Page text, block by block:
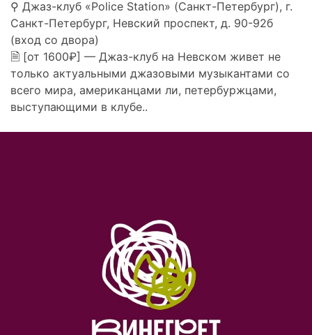
⚲ Джаз-клуб «Police Station» (Санкт-Петербург), г.
Санкт-Петербург, Невский проспект, д. 90-92б
(вход со двора)
🗎 [от 1600₽] — Джаз-клуб на Невском живет не
только актуальными джазовыми музыкантами со
всего мира, американцами ли, петербуржцами,
выступающими в клубе..